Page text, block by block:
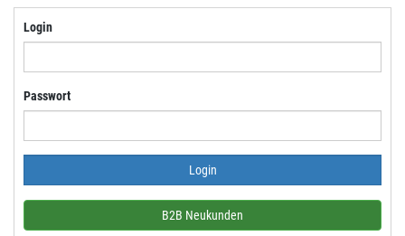
Login
Passwort
B2B Neukunden